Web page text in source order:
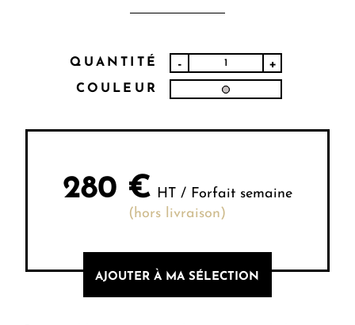
QUANTITÉ - +
COULEUR
280 € HT / Forfait semaine
(hors livraison)
AJOUTER À MA SÉLECTION